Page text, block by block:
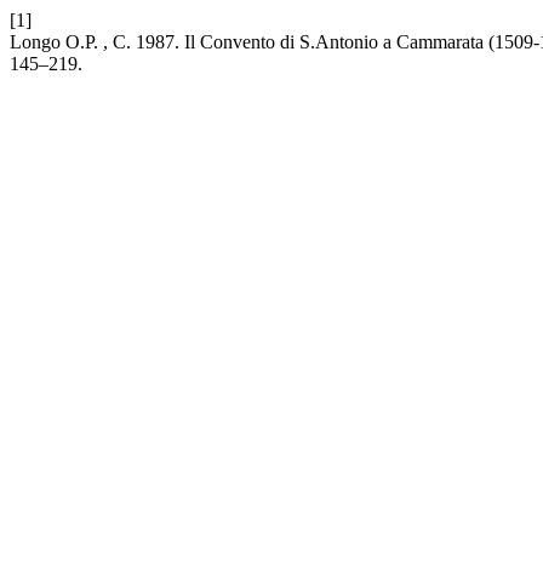
[1]
Longo O.P. , C. 1987. Il Convento di S.Antonio a Cammarata
145–219.